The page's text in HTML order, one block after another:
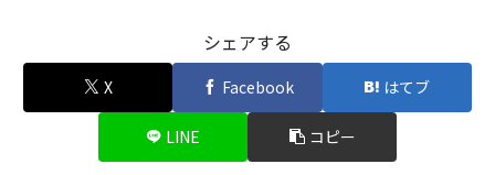
シェアする
X Facebook はてブ
LINE コピー